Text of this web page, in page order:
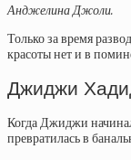
Анджелина Джоли.
Только за время
красоты нет и в
Джиджи
Когда Джиджи
превратилась в